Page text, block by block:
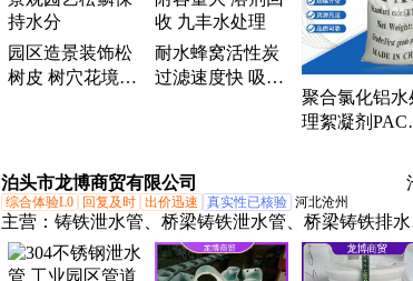
园区造景装饰松
树皮 树穴花境景
耐水蜂窝活性炭
过滤速度快 吸附
聚合氯化铝水
理絮凝剂PAC
絮凝货号3-
丰
泊头市龙博商贸有限公司
综合体验L0 回复及时 出价迅速 真实性已核验 河北沧州
主营： 铸铁泄水管、桥梁铸铁泄水管、桥梁铸铁排水
管、不锈钢泄水管、PVC泄水管